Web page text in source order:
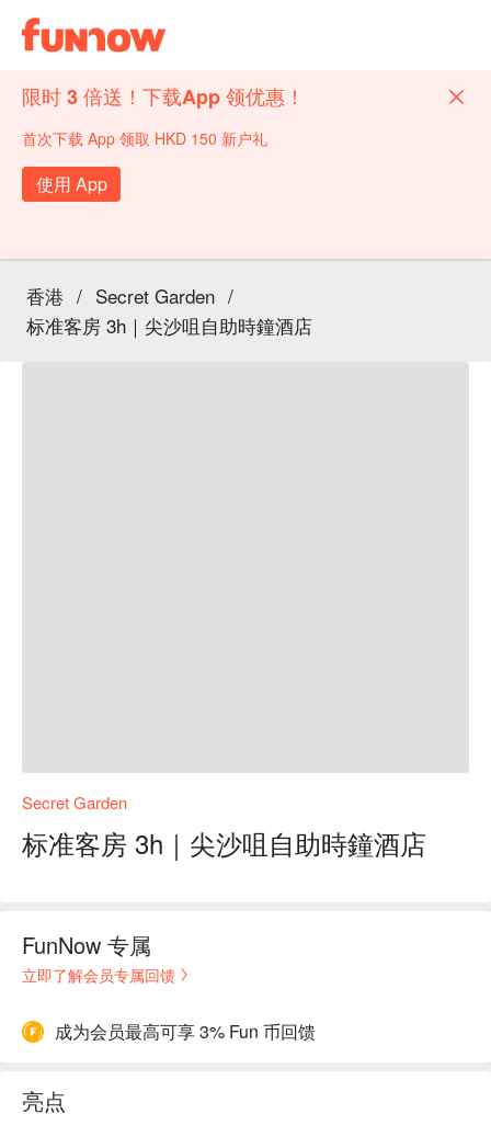
限时 3 倍送！下载App 领优惠！
首次下载 App 领取 HKD 150 新户礼
使用 App
香港 / Secret Garden /
标准客房 3h｜尖沙咀自助時鐘酒店
Secret Garden
标准客房 3h｜尖沙咀自助時鐘酒店
FunNow 专属
立即了解会员专属回馈
成为会员最高可享 3% Fun 币回馈
亮点